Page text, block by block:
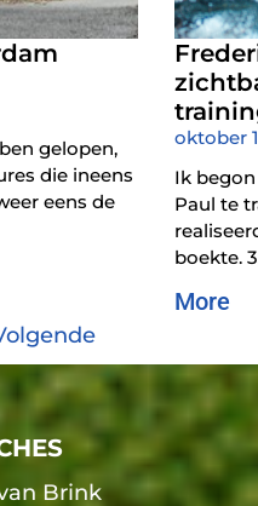
gelopen,
die ineens
eens de
oktober
Ik
Paul te
boekte.
More
Brink